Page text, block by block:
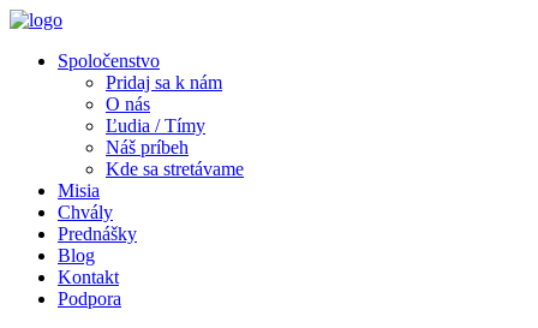
Spoločenstvo
Pridaj sa k nám
O nás
Ľudia / Tímy
Náš príbeh
Kde sa stretávame
Misia
Chvály
Prednášky
Blog
Kontakt
Podpora